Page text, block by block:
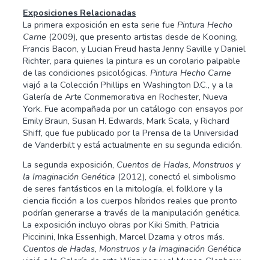
Exposiciones Relacionadas
La primera exposición en esta serie fuePintura Hecho
Carne (2009), que presento artistas desde de Kooning,
Francis Bacon, y Lucian Freud hasta Jenny Saville y Daniel
Richter, para quienes la pintura es un corolario palpable
de las condiciones psicológicas.Pintura Hecho Carne
viajó a la Colección Phillips en Washington D.C., y a la
Galería de Arte Conmemorativa en Rochester, Nueva
York. Fue acompañada por un catálogo con ensayos por
Emily Braun, Susan H. Edwards, Mark Scala, y Richard
Shiff, que fue publicado por la Prensa de la Universidad
de Vanderbilt y está actualmente en su segunda edición.
La segunda exposición, Cuentos de Hadas, Monstruos y
la Imaginación Genética (2012), conectó el simbolismo
de seres fantásticos en la mitología, el folklore y la
ciencia ficción a los cuerpos híbridos reales que pronto
podrían generarse a través de la manipulación genética.
La exposición incluyo obras por Kiki Smith, Patricia
Piccinini, Inka Essenhigh, Marcel Dzama y otros más.
Cuentos de Hadas, Monstruos y la Imaginación Genética